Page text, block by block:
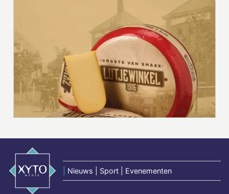
Nieuws | Sport | Evenementen